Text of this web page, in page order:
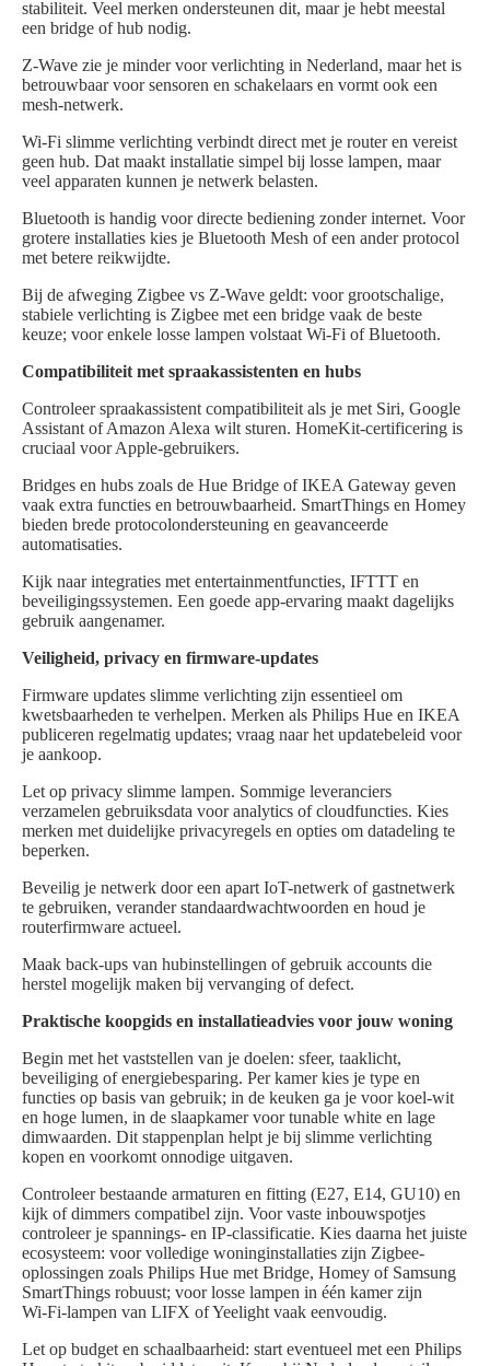
stabiliteit. Veel merken ondersteunen dit, maar je hebt meestal
een bridge of hub nodig.
Z-Wave zie je minder voor verlichting in Nederland, maar het is
betrouwbaar voor sensoren en schakelaars en vormt ook een
mesh-netwerk.
Wi‑Fi slimme verlichting verbindt direct met je router en vereist
geen hub. Dat maakt installatie simpel bij losse lampen, maar
veel apparaten kunnen je netwerk belasten.
Bluetooth is handig voor directe bediening zonder internet. Voor
grotere installaties kies je Bluetooth Mesh of een ander protocol
met betere reikwijdte.
Bij de afweging Zigbee vs Z-Wave geldt: voor grootschalige,
stabiele verlichting is Zigbee met een bridge vaak de beste
keuze; voor enkele losse lampen volstaat Wi‑Fi of Bluetooth.
Compatibiliteit met spraakassistenten en hubs
Controleer spraakassistent compatibiliteit als je met Siri, Google
Assistant of Amazon Alexa wilt sturen. HomeKit-certificering is
cruciaal voor Apple-gebruikers.
Bridges en hubs zoals de Hue Bridge of IKEA Gateway geven
vaak extra functies en betrouwbaarheid. SmartThings en Homey
bieden brede protocolondersteuning en geavanceerde
automatisaties.
Kijk naar integraties met entertainmentfuncties, IFTTT en
beveiligingssystemen. Een goede app-ervaring maakt dagelijks
gebruik aangenamer.
Veiligheid, privacy en firmware-updates
Firmware updates slimme verlichting zijn essentieel om
kwetsbaarheden te verhelpen. Merken als Philips Hue en IKEA
publiceren regelmatig updates; vraag naar het updatebeleid voor
je aankoop.
Let op privacy slimme lampen. Sommige leveranciers
verzamelen gebruiksdata voor analytics of cloudfuncties. Kies
merken met duidelijke privacyregels en opties om datadeling te
beperken.
Beveilig je netwerk door een apart IoT-netwerk of gastnetwerk
te gebruiken, verander standaardwachtwoorden en houd je
routerfirmware actueel.
Maak back-ups van hubinstellingen of gebruik accounts die
herstel mogelijk maken bij vervanging of defect.
Praktische koopgids en installatieadvies voor jouw woning
Begin met het vaststellen van je doelen: sfeer, taaklicht,
beveiliging of energiebesparing. Per kamer kies je type en
functies op basis van gebruik; in de keuken ga je voor koel-wit
en hoge lumen, in de slaapkamer voor tunable white en lage
dimwaarden. Dit stappenplan helpt je bij slimme verlichting
kopen en voorkomt onnodige uitgaven.
Controleer bestaande armaturen en fitting (E27, E14, GU10) en
kijk of dimmers compatibel zijn. Voor vaste inbouwspotjes
controleer je spannings- en IP-classificatie. Kies daarna het juiste
ecosysteem: voor volledige woninginstallaties zijn Zigbee-
oplossingen zoals Philips Hue met Bridge, Homey of Samsung
SmartThings robuust; voor losse lampen in één kamer zijn
Wi‑Fi-lampen van LIFX of Yeelight vaak eenvoudig.
Let op budget en schaalbaarheid: start eventueel met een Philips